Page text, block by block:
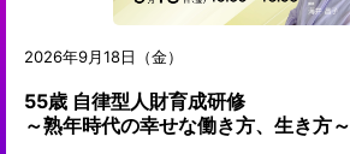
2026年9月18日（金）
55歳 自律型人財育成研修
～熟年時代の幸せな働き方、生き方～